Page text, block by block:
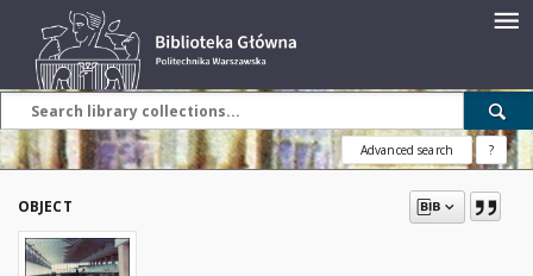
Advanced search ?
OBJECT